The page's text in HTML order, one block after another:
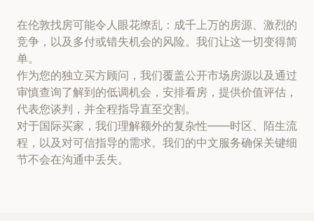
在伦敦找房可能令人眼花缭乱：成千上万的房源、激烈的
竞争，以及多付或错失机会的风险。我们让这一切变得简
单。
作为您的独立买方顾问，我们覆盖公开市场房源以及通过
审慎查询了解到的低调机会，安排看房，提供价值评估，
代表您谈判，并全程指导直至交割。
对于国际买家，我们理解额外的复杂性——时区、陌生流
程，以及对可信指导的需求。我们的中文服务确保关键细
节不会在沟通中丢失。